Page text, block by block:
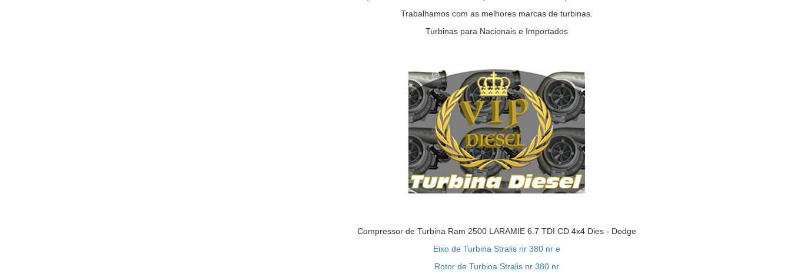
Trabalhamos com as melhores marcas de turbinas.
Turbinas para Nacionais e Importados
Compressor de Turbina Ram 2500 LARAMIE 6.7 TDI CD 4x4 Dies - Dodge
Eixo de Turbina Stralis nr 380 nr e
Rotor de Turbina Stralis nr 380 nr